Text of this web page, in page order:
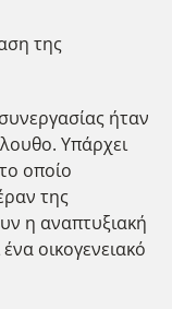
της
ήταν
Υπάρχει
οποίο
της
η αναπτυξιακή
οικογενειακό